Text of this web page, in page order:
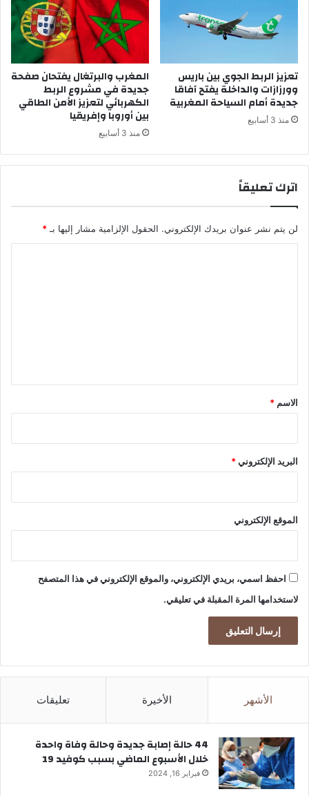
ح
ا
ل
ب
ك
ز
ل
ا
ق
ي
و
تعزيز الربط الجوي بين باريس
وورزازات والداخلة يفتح آفاقا
جديدة أمام السياحة المغربية
منذ 3 أسابيع
المغرب والبرتغال يفتحان صفحة
جديدة في مشروع الربط
الكهربائي لتعزيز الأمن الطاقي
بين أوروبا وإفريقيا
منذ 3 أسابيع
اترك تعليقاً
لن يتم نشر عنوان بريدك الإلكتروني. الحقول الإلزامية مشار إليها بـ *
*
الاسم *
البريد الإلكتروني*
الموقع الإلكتروني
احفظ اسمي، بريدي الإلكتروني، والموقع الإلكتروني في هذا المتصفح
لاستخدامها المرة المقبلة في تعليقي.
الأشهر الأخيرة تعليقات
44 حالة إصابة جديدة وحالة وفاة واحدة
خلال الأسبوع الماضي بسبب كوفيد 19
فبراير 16, 2024